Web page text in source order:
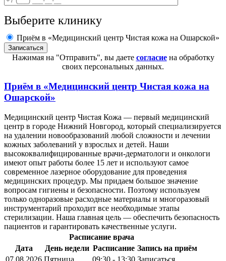
Выберите клинику
Приём в «Медицинский центр Чистая кожа на Ошарской»
Нажимая на "Отправить", вы даете согласиена обработку
своих персональных данных.
Приём в «Медицинский центр Чистая кожа на
Ошарской»
Медицинский центр Чистая Кожа — первый медицинский
центр в городе Нижний Новгород, который специализируется
на удалении новообразований любой сложности и лечении
кожных заболеваний у взрослых и детей. Наши
высококвалифицированные врачи-дерматологи и онкологи
имеют опыт работы более 15 лет и используют самое
современное лазерное оборудование для проведения
медицинских процедур. Мы придаем большое значение
вопросам гигиены и безопасности. Поэтому используем
только одноразовые расходные материалы и многоразовый
инструментарий проходит все необходимые этапы
стерилизации. Наша главная цель — обеспечить безопасность
пациентов и гарантировать качественные услуги.
Расписание врача
Дата
День недели Расписание Запись на приём
07.08.2026 Пятница 09:30 - 13:30 Записаться